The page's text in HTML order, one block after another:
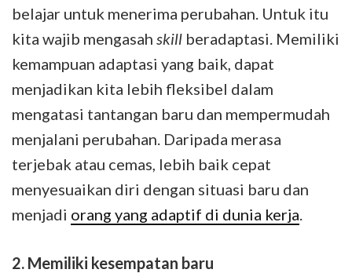
belajar untuk menerima perubahan. Untuk itu
kita wajib mengasah skill beradaptasi. Memiliki
kemampuan adaptasi yang baik, dapat
menjadikan kita lebih fleksibel dalam
mengatasi tantangan baru dan mempermudah
menjalani perubahan. Daripada merasa
terjebak atau cemas, lebih baik cepat
menyesuaikan diri dengan situasi baru dan
menjadi orang yang adaptif di dunia kerja.
2. Memiliki kesempatan baru